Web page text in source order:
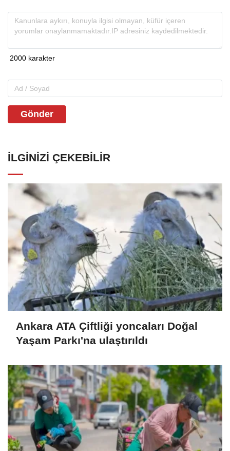
Gönder
İLGINIZI ÇEKEBILIR
Ankara ATA Çiftliği yoncaları Doğal
Yaşam Parkı'na ulaştırıldı